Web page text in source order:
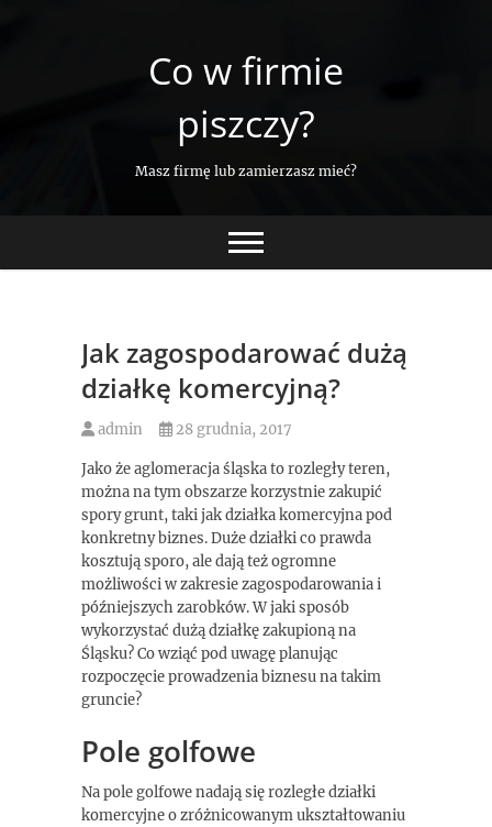
Co w firmie
piszczy?
Masz firmę lub zamierzasz mieć?
Jak zagospodarować dużą
działkę komercyjną?
admin 28 grudnia, 2017
Jako że aglomeracja śląska to rozległy teren,
można na tym obszarze korzystnie zakupić
spory grunt, taki jak działka komercyjna pod
konkretny biznes. Duże działki co prawda
kosztują sporo, ale dają też ogromne
możliwości w zakresie zagospodarowania i
późniejszych zarobków. W jaki sposób
wykorzystać dużą działkę zakupioną na
Śląsku? Co wziąć pod uwagę planując
rozpoczęcie prowadzenia biznesu na takim
gruncie?
Pole golfowe
Na pole golfowe nadają się rozległe działki
komercyjne o zróżnicowanym ukształtowaniu